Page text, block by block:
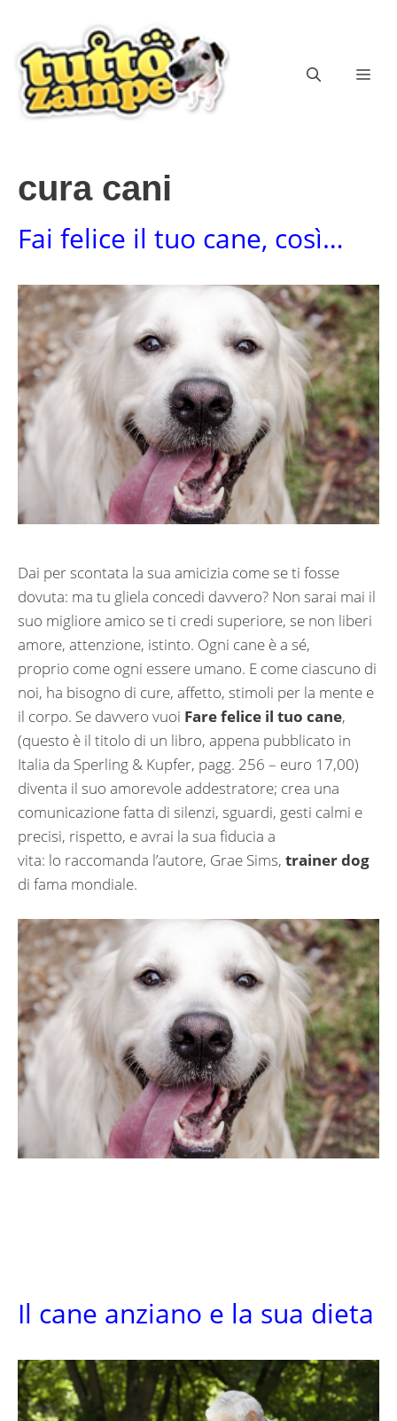
contenuto
cura cani
Fai felice il tuo cane, così…
Dai per scontata la sua amicizia come se ti fosse
dovuta: ma tu gliela concedi davvero? Non sarai mai il
suo migliore amico se ti credi superiore, se non liberi
amore, attenzione, istinto. Ogni cane è a sé,
proprio come ogni essere umano. E come ciascuno di
noi, ha bisogno di cure, affetto, stimoli per la mente e
il corpo. Se davvero vuoi Fare felice il tuo cane,
(questo è il titolo di un libro, appena pubblicato in
Italia da Sperling & Kupfer, pagg. 256 – euro 17,00)
diventa il suo amorevole addestratore; crea una
comunicazione fatta di silenzi, sguardi, gesti calmi e
precisi, rispetto, e avrai la sua fiducia a
vita: lo raccomanda l’autore, Grae Sims, trainer dog
di fama mondiale.
Il cane anziano e la sua dieta